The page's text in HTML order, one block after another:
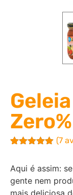
de 5, com
baseado
em
avaliações
(7
Aqui é assim:
gente nem
mais deliciosa